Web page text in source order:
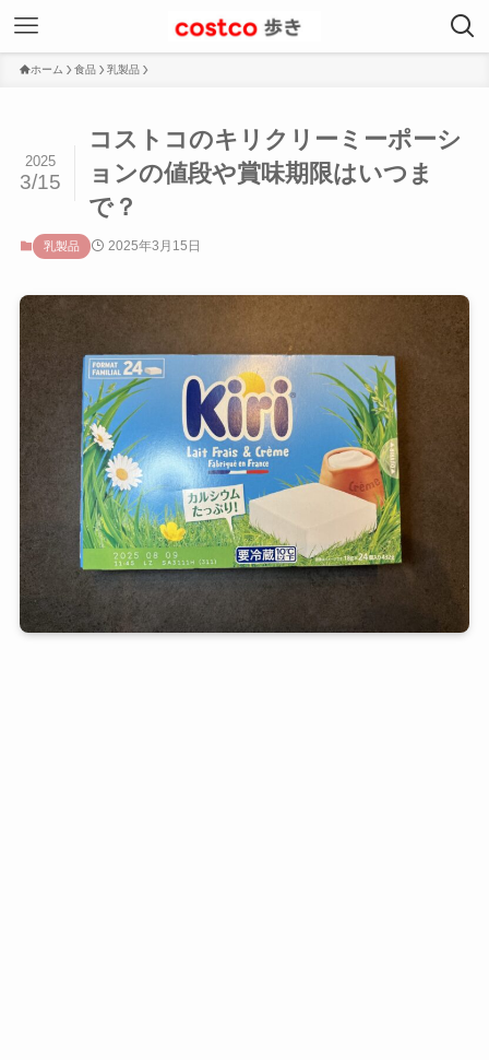
ホーム 食品 乳製品
コストコのキリクリーミーポーシ
ョンの値段や賞味期限はいつま
で？
2025
3/15
乳製品 2025年3月15日